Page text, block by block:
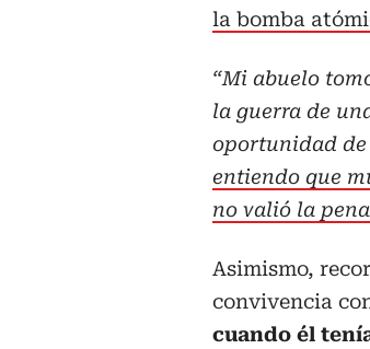
la bomba
“Mi abuelo
la guerra de
oportunidad de
entiendo que
no valió la pena
Asimismo,
convivencia
cuando él